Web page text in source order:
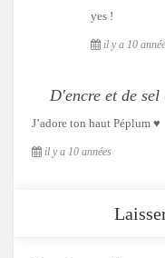
yes !
il y a 10
D'encre et de sel
J’adore ton haut Péplum ♥
il y a 10 années